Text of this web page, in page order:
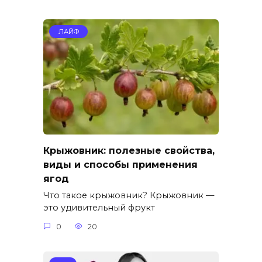
ЛАЙФ
Крыжовник: полезные свойства,
виды и способы применения
ягод
Что такое крыжовник? Крыжовник —
это удивительный фрукт
0 20